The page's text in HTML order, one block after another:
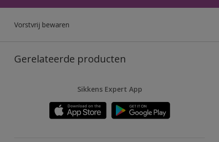
Vorstvrij bewaren
Gerelateerde producten
Sikkens Expert App